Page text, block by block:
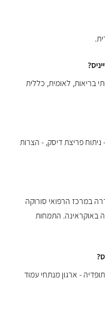
בריאות, לאומית, כללית
ניתוח פריצת דיסק, - הצרות
במרכז הרפואי סורוקה
באוקראינה. התמחות
- ארגון מנתחי עמוד